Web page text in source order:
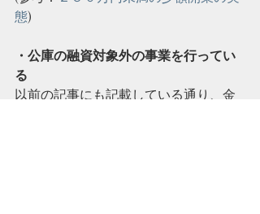
態)
・公庫の融資対象外の事業を行ってい
る
以前の記事にも記載している通り、金